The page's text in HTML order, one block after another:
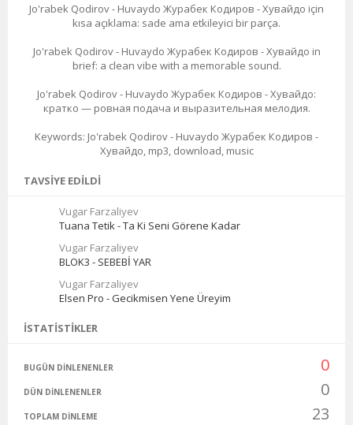
Jo'rabek Qodirov - Huvaydo Журабек Кодиров - Хувайдо için
kısa açıklama: sade ama etkileyici bir parça.
Jo'rabek Qodirov - Huvaydo Журабек Кодиров - Хувайдо in
brief: a clean vibe with a memorable sound.
Jo'rabek Qodirov - Huvaydo Журабек Кодиров - Хувайдо:
кратко — ровная подача и выразительная мелодия.
Keywords: Jo'rabek Qodirov - Huvaydo Журабек Кодиров -
Хувайдо, mp3, download, music
TAVSIYE EDILDI
Vugar Farzaliyev
Tuana Tetik - Ta Ki Seni Görene Kadar
Vugar Farzaliyev
BLOK3 - SEBEBİ YAR
Vugar Farzaliyev
Elsen Pro - Gecikmisen Yene Üreyim
İSTATISTIKLER
BUGÜN DINLENENLER 0
DÜN DINLENENLER 0
TOPLAM DINLEME 23